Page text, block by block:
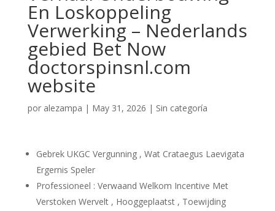
En Loskoppeling
Verwerking – Nederlands
gebied Bet Now
doctorspinsnl.com
website
por alezampa | May 31, 2026 | Sin categoría
Gebrek UKGC Vergunning , Wat Crataegus Laevigata
Ergernis Speler
Professioneel : Verwaand Welkom Incentive Met
Verstoken Wervelt , Hooggeplaatst , Toewijding